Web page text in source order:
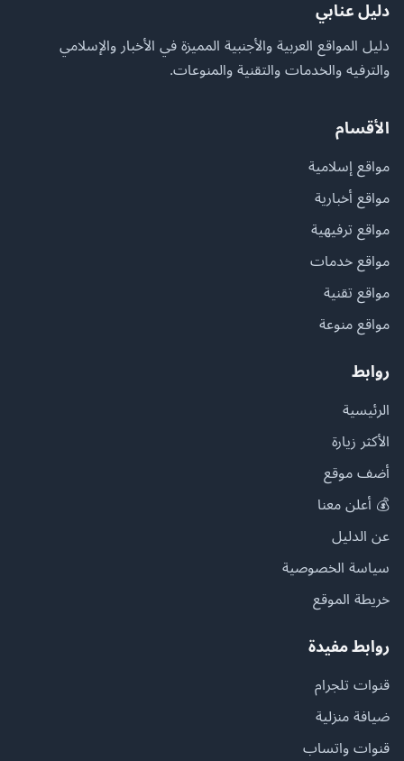
دليل عنابي
دليل المواقع العربية والأجنبية المميزة في الأخبار والإسلامي
والترفيه والخدمات والتقنية والمنوعات.
الأقسام
مواقع إسلامية
مواقع أخبارية
مواقع ترفيهية
مواقع خدمات
مواقع تقنية
مواقع منوعة
روابط
الرئيسية
الأكثر زيارة
أضف موقع
💰 أعلن معنا
عن الدليل
سياسة الخصوصية
خريطة الموقع
روابط مفيدة
قنوات تلجرام
ضيافة منزلية
قنوات واتساب